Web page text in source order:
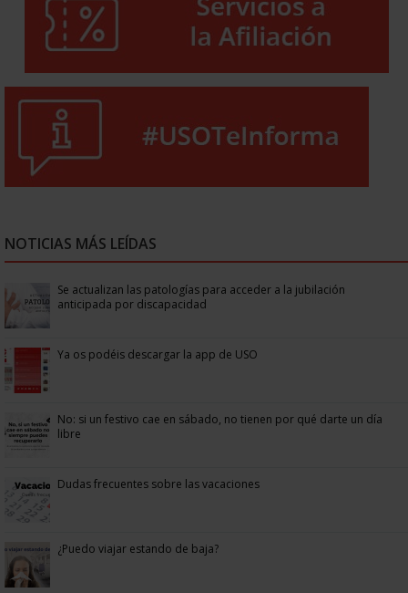
NOTICIAS MÁS LEÍDAS
Se actualizan las patologías para acceder a la jubilación
anticipada por discapacidad
Ya os podéis descargar la app de USO
No: si un festivo cae en sábado, no tienen por qué darte un día
libre
Dudas frecuentes sobre las vacaciones
¿Puedo viajar estando de baja?